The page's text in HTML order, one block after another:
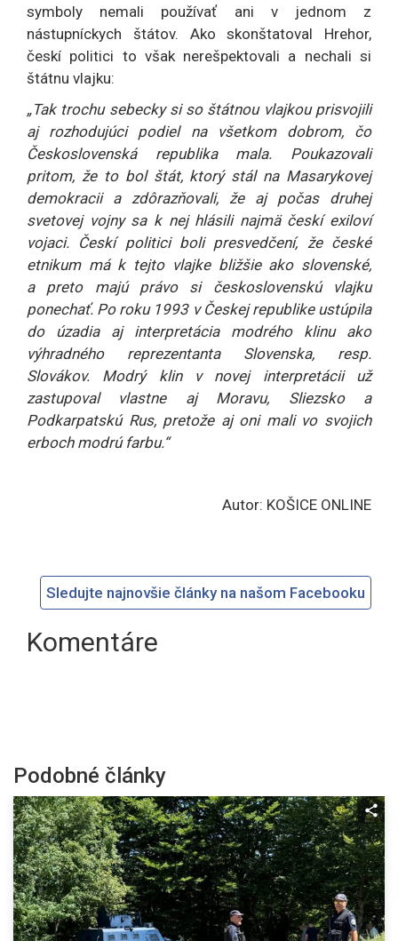
symboly nemali používať ani v jednom z
nástupníckych štátov. Ako skonštatoval Hrehor,
českí politici to však nerešpektovali a nechali si
štátnu vlajku:
„Tak trochu sebecky si so štátnou vlajkou prisvojili
aj rozhodujúci podiel na všetkom dobrom, čo
Československá republika mala. Poukazovali
pritom, že to bol štát, ktorý stál na Masarykovej
demokracii a zdôrazňovali, že aj počas druhej
svetovej vojny sa k nej hlásili najmä českí exiloví
vojaci. Českí politici boli presvedčení, že české
etnikum má k tejto vlajke bližšie ako slovenské,
a preto majú právo si československú vlajku
ponechať. Po roku 1993 v Českej republike ustúpila
do úzadia aj interpretácia modrého klinu ako
výhradného reprezentanta Slovenska, resp.
Slovákov. Modrý klin v novej interpretácii už
zastupoval vlastne aj Moravu, Sliezsko a
Podkarpatskú Rus, pretože aj oni mali vo svojich
erboch modrú farbu.“
Autor: KOŠICE ONLINE
Sledujte najnovšie články na našom Facebooku
Komentáre
Podobné články